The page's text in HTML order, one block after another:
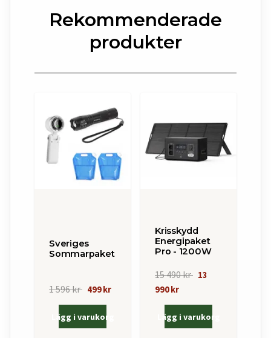
Rekommenderade
produkter
Sveriges
Sommarpaket
1 596 kr 499 kr
Lägg i varukorg
Krisskydd
Energipaket
Pro - 1200W
15 490 kr 13
990 kr
Lägg i varukorg